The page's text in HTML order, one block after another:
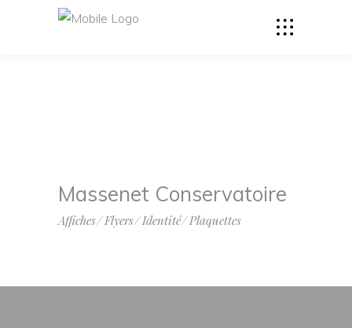
Massenet Conservatoire
Affiches Flyers Identité Plaquettes